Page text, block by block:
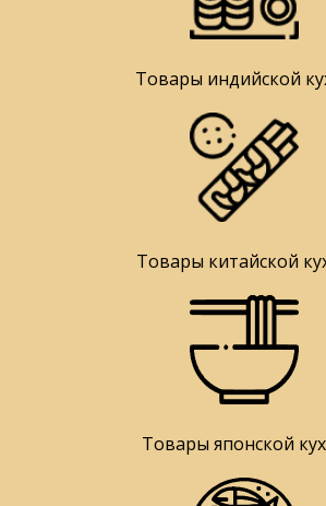
Товары индийской
Товары китайской
Товары японской